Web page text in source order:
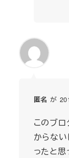
匿名 が
このブ
からな
ったと思